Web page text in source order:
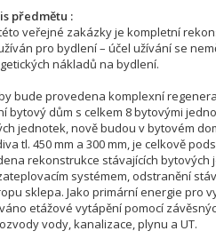
předmětu
veřejné zakázky je kompletní
pro bydlení – účel užívání se
nákladů na bydlení.
bude provedena komplexní
bytový dům s celkem 8 bytovými
jednotek, nově budou v bytovém
tl. 450 mm a 300 mm, je celkově
rekonstrukce stávajících
systémem, odstranění
sklepa. Jako primární energie pro
etážové vytápění pomocí
vody, kanalizace, plynu a UT.